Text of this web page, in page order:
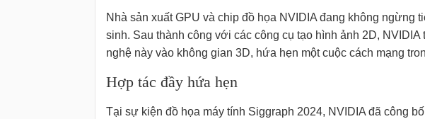
Nhà sản xuất GPU và chip đồ họa NVIDIA đang không ngừng
sinh. Sau thành công với các công cụ tạo hình ảnh 2D,
nghệ này vào không gian 3D, hứa hẹn một cuộc cách mạng
Hợp tác đầy hứa hẹn
Tại sự kiện đồ họa máy tính Siggraph 2024, NVIDIA đã công